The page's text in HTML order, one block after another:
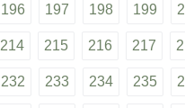
196 197 198 199
214 215 216 217
232 233 234 235